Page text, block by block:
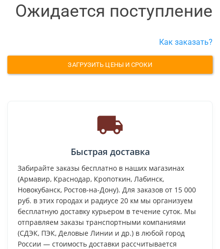
Ожидается поступление
Как заказать?
ЗАГРУЗИТЬ ЦЕНЫ И СРОКИ
Быстрая доставка
Забирайте заказы бесплатно в наших магазинах
(Армавир, Краснодар, Кропоткин, Лабинск,
Новокубанск, Ростов-на-Дону). Для заказов от 15 000
руб. в этих городах и радиусе 20 км мы организуем
бесплатную доставку курьером в течение суток. Мы
отправляем заказы транспортными компаниями
(СДЭК, ПЭК, Деловые Линии и др.) в любой город
России — стоимость доставки рассчитывается